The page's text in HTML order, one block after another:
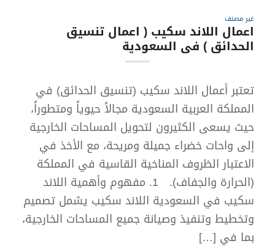
غير مصنف
اعمال اللاند سكيب ( اعمال تنسيق
الحدائق ) فى السعودية
تعتبر أعمال اللاند سكيب (تنسيق الحدائق) في
المملكة العربية السعودية مجالاً حيوياً ومتطوراً،
حيث يسعى الكثيرون لتحويل المساحات الخارجية
إلى واحات خضراء جميلة ومريحة، مع الأخذ في
الاعتبار الظروف المناخية القاسية في المملكة
(الحرارة والجفاف). 1. مفهوم وأهمية اللاند
سكيب في السعودية اللاند سكيب يشمل تصميم
وتخطيط وتنفيذ وصيانة جميع المساحات الخارجية،
بما في […]